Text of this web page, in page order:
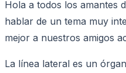
Hola a todos los amantes
hablar de un tema muy
mejor a nuestros amigos
La línea lateral es un